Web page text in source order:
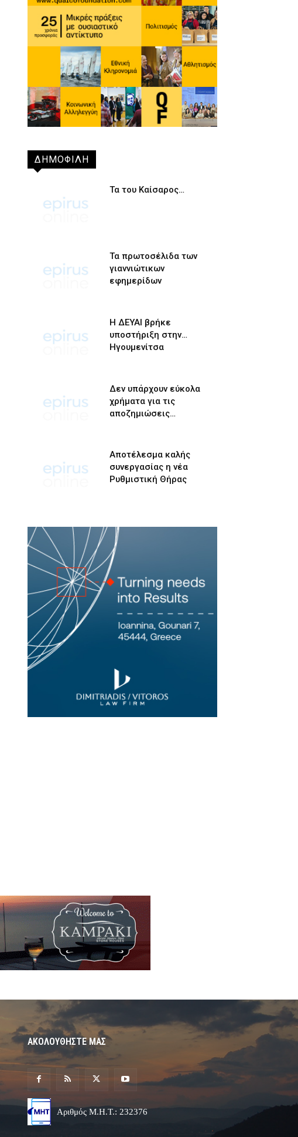
ΔΗΜΟΦΙΛΗ
Τα του Καίσαρος…
Τα πρωτοσέλιδα των
γιαννιώτικων
εφημερίδων
Η ΔΕΥΑΙ βρήκε
υποστήριξη στην…
Ηγουμενίτσα
Δεν υπάρχουν εύκολα
χρήματα για τις
αποζημιώσεις…
Αποτέλεσμα καλής
συνεργασίας η νέα
Ρυθμιστική Θήρας
ΑΚΟΛΟΥΘΗΣΤΕ ΜΑΣ
Αριθμός Μ.Η.Τ.: 232376